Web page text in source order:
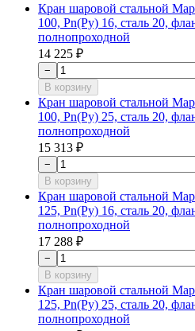
Кран шаровой стальной
100, Рn(Ру) 16, сталь 20,
полнопроходной
14 225 ₽
−
В корзину
Кран шаровой стальной
100, Рn(Ру) 25, сталь 20,
полнопроходной
15 313 ₽
−
В корзину
Кран шаровой стальной
125, Рn(Ру) 16, сталь 20,
полнопроходной
17 288 ₽
−
В корзину
Кран шаровой стальной
125, Рn(Ру) 25, сталь 20,
полнопроходной